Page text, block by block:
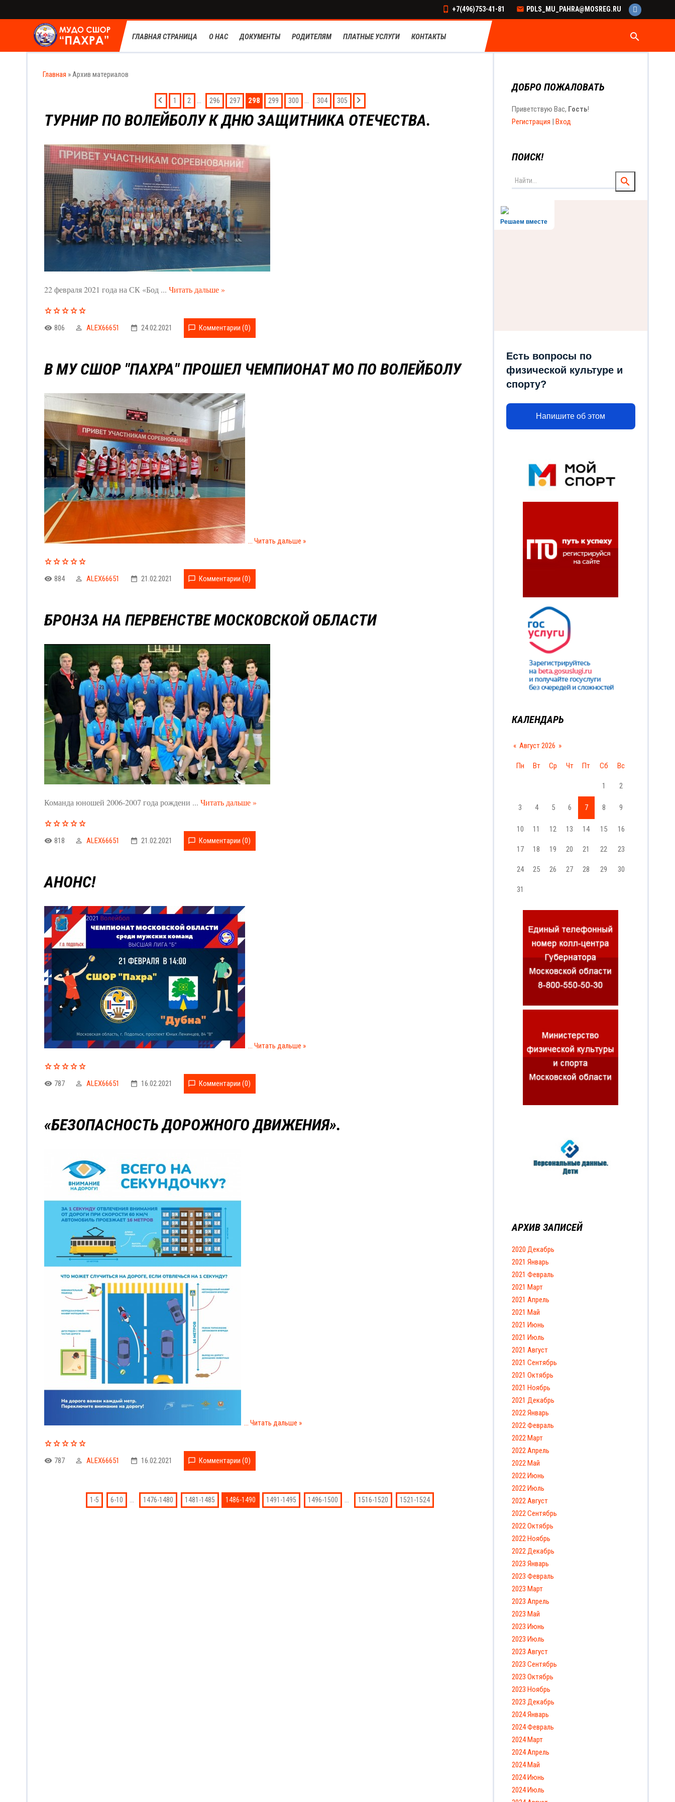
+7(496)753-41-81 PDLS_MU_PAHRA@MOSREG.RU
ГЛАВНАЯ СТРАНИЦА О НАС ДОКУМЕНТЫ РОДИТЕЛЯМ ПЛАТНЫЕ УСЛУГИ КОНТАКТЫ search
Главная » Архив материалов
1 2 296 297 298 299 300 304 305
ТУРНИР ПО ВОЛЕЙБОЛУ К ДНЮ ЗАЩИТНИКА ОТЕЧЕСТВА.
22 февраля 2021 года на СК «Бод ... Читать дальше »
806 ALEX66651 24.02.2021 Комментарии (0)
В МУ СШОР "ПАХРА" ПРОШЕЛ ЧЕМПИОНАТ МО ПО ВОЛЕЙБОЛУ
Читать дальше »
884 ALEX66651 21.02.2021 Комментарии (0)
БРОНЗА НА ПЕРВЕНСТВЕ МОСКОВСКОЙ ОБЛАСТИ
Команда юношей 2006-2007 года рождени ... Читать дальше »
818 ALEX66651 21.02.2021 Комментарии (0)
АНОНС!
Читать дальше »
787 ALEX66651 16.02.2021 Комментарии (0)
«БЕЗОПАСНОСТЬ ДОРОЖНОГО ДВИЖЕНИЯ».
Читать дальше »
787 ALEX66651 16.02.2021 Комментарии (0)
1-5 6-10 1476-1480 1481-1485 1486-1490 1491-1495 1496-1500 1516-1520 1521-1524
ДОБРО ПОЖАЛОВАТЬ
Приветствую Вас, Гость!
Регистрация | Вход
ПОИСК!
Решаем вместе
Есть вопросы по
физической культуре и
спорту?
Напишите об этом
КАЛЕНДАРЬ
« Август 2026 »
Пн Вт Ср Чт Пт Сб Вс
1 2
3 4 5 6 7 8 9
10 11 12 13 14 15 16
17 18 19 20 21 22 23
24 25 26 27 28 29 30
31
АРХИВ ЗАПИСЕЙ
2020 Декабрь
2021 Январь
2021 Февраль
2021 Март
2021 Апрель
2021 Май
2021 Июнь
2021 Июль
2021 Август
2021 Сентябрь
2021 Октябрь
2021 Ноябрь
2021 Декабрь
2022 Январь
2022 Февраль
2022 Март
2022 Апрель
2022 Май
2022 Июнь
2022 Июль
2022 Август
2022 Сентябрь
2022 Октябрь
2022 Ноябрь
2022 Декабрь
2023 Январь
2023 Февраль
2023 Март
2023 Апрель
2023 Май
2023 Июнь
2023 Июль
2023 Август
2023 Сентябрь
2023 Октябрь
2023 Ноябрь
2023 Декабрь
2024 Январь
2024 Февраль
2024 Март
2024 Апрель
2024 Май
2024 Июнь
2024 Июль